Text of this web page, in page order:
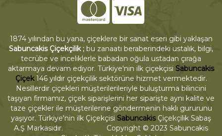
1874 yılından bu yana, çiçeklere bir sanat eseri gibi yaklaşan
Sabuncakis Çiçekçilik ; bu zanaatı beraberindeki ustalık, bilgi,
tecrübe ve inceliklerle babadan oğula ustadan çırağa
aktarmaya devam ediyor. Türkiye'nin ilk çiçekçisi Sabuncakis
Çiçek146 yıldır çiçekçilik sektörüne hizmet vermektedir.
Nesillerdir çiçekleri müşterilerileriyle buluşturma bilincini
taşıyan firmamız, çiçek siparişlerini her siparişte aynı kalite ve
taze çiçekler ile müşterilerine göndermenin haklı gururunu
yaşıyor. Türkiye'nin ilk Çiçekçisi SabuncakisÇiçekçilik Sabaş
A.Ş Markasıdır. Copyright © 2023 Sabuncakis